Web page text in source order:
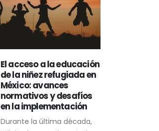
El acceso a la educación
de la niñez refugiada en
México: avances
normativos y desafíos
en la implementación
Durante la última década,